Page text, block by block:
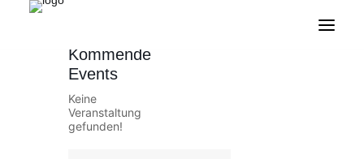
Kommende
Events
Keine
Veranstaltung
gefunden!